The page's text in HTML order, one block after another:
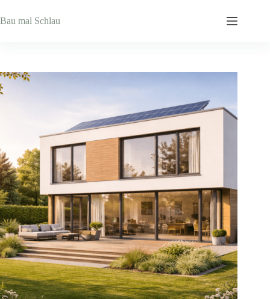
Inhalt
springen
Bau mal Schlau